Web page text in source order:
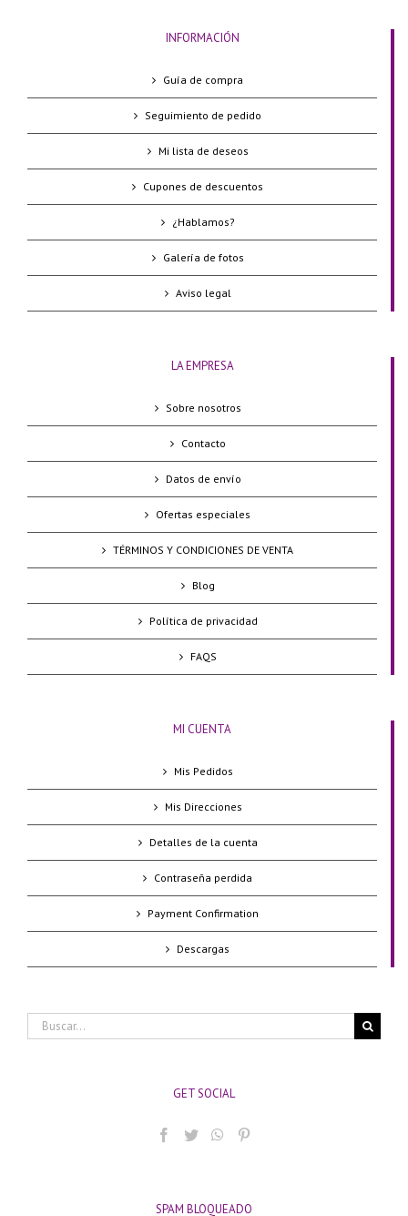
INFORMACIÓN
Guía de compra
Seguimiento de pedido
Mi lista de deseos
Cupones de descuentos
¿Hablamos?
Galería de fotos
Aviso legal
LA EMPRESA
Sobre nosotros
Contacto
Datos de envío
Ofertas especiales
TÉRMINOS Y CONDICIONES DE VENTA
Blog
Política de privacidad
FAQS
MI CUENTA
Mis Pedidos
Mis Direcciones
Detalles de la cuenta
Contraseña perdida
Payment Confirmation
Descargas
Buscar:
GET SOCIAL
SPAM BLOQUEADO